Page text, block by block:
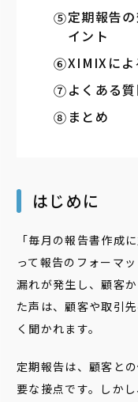
定期報告
イント
XIMIXによ
よくある質
まとめ
はじめに
「毎月の報告書作成
って報告のフォーマ
漏れが発生し、顧客
た声は、顧客や取引
く聞かれます。
定期報告は、顧客と
要な接点です。しか